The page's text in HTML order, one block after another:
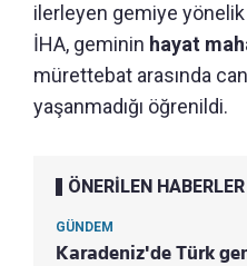
ilerleyen gemiye
İHA, geminin hayat
mürettebat arasında
yaşanmadığı öğrenildi.
ÖNERİLEN HABERLER
GÜNDEM
Karadeniz'de Türk